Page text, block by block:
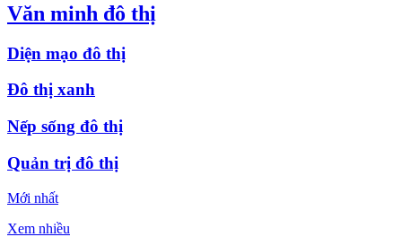
Văn minh đô thị
Diện mạo đô thị
Đô thị xanh
Nếp sống đô thị
Quản trị đô thị
Mới nhất
Xem nhiều